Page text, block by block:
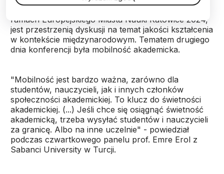
ramach Europejskiego Miasta Nauki Katowice 2024,
jest przestrzenią dyskusji na temat jakości kształcenia
w kontekście międzynarodowym. Tematem drugiego
dnia konferencji była mobilność akademicka.
"Mobilność jest bardzo ważna, zarówno dla
studentów, nauczycieli, jak i innych członków
społeczności akademickiej. To klucz do świetności
akademickiej. (...) Jeśli chce się osiągnąć świetność
akademicką, trzeba wysyłać studentów i nauczycieli
za granicę. Albo na inne uczelnie" - powiedział
podczas czwartkowego panelu prof. Emre Erol z
Sabanci University w Turcji.